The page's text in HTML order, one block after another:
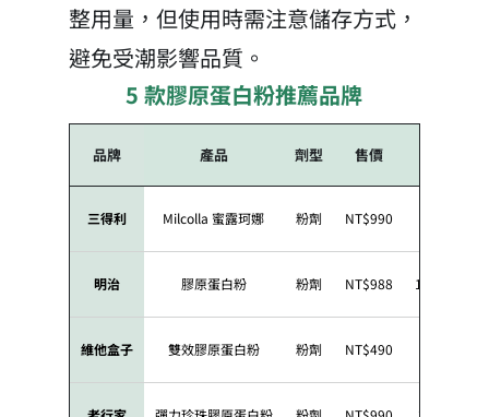
整用量，但使用時需注意儲存方式，
避免受潮影響品質。
5 款膠原蛋白粉推薦品牌
品牌 產品 劑型 售價
三得利 Milcolla 蜜露珂娜 粉劑 NT$990
明治 膠原蛋白粉 粉劑 NT$988 196 克／袋
維他盒子 雙效膠原蛋白粉 粉劑 NT$490